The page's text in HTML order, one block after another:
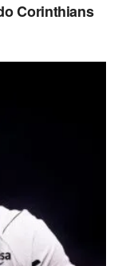
Corinthians